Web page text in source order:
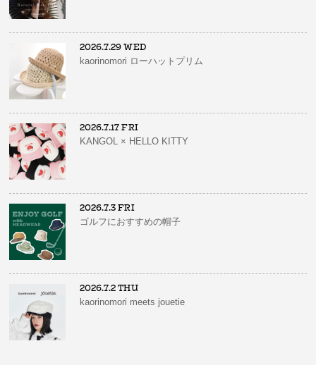
2026.7.29 WED
kaorinomori ローハットプリム
2026.7.17 FRI
KANGOL × HELLO KITTY
2026.7.3 FRI
ゴルフにおすすめの帽子
2026.7.2 THU
kaorinomori meets jouetie